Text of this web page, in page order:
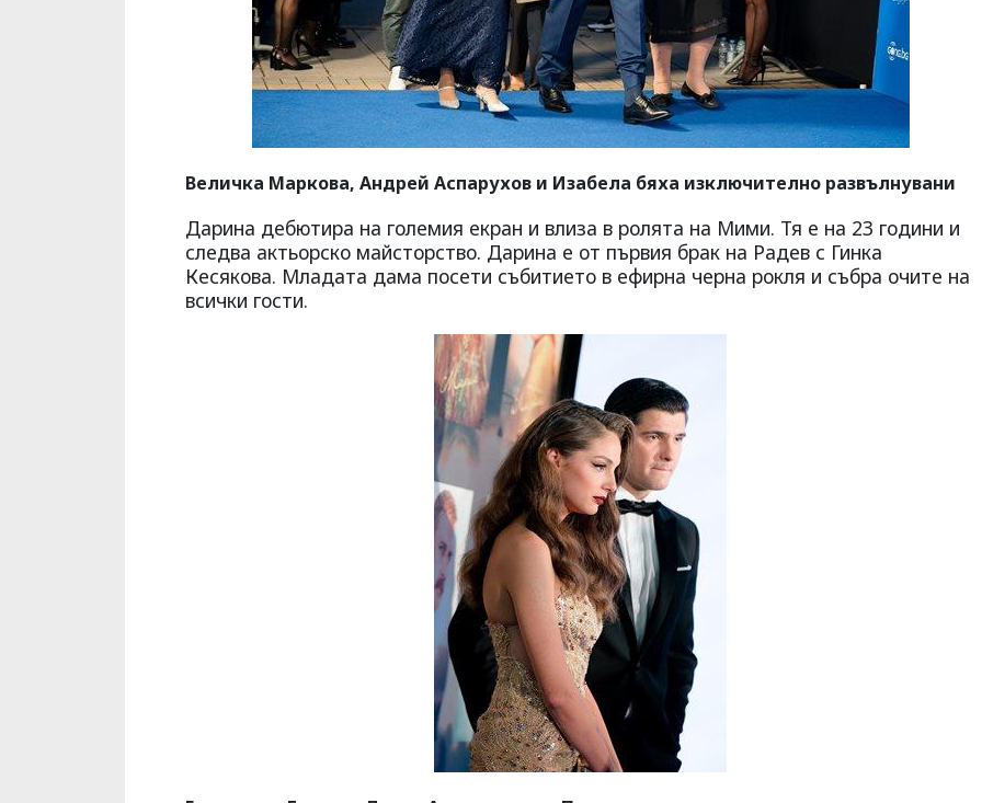
Величка Маркова, Андрей Аспарухов и Изабела бяха изключително развълнувани
Дарина дебютира на големия екран и влиза в ролята на Мими. Тя е на 23 години и
следва актьорско майсторство. Дарина е от първия брак на Радев с Гинка
Кесякова. Младата дама посети събитието в ефирна черна рокля и събра очите на
всички гости.